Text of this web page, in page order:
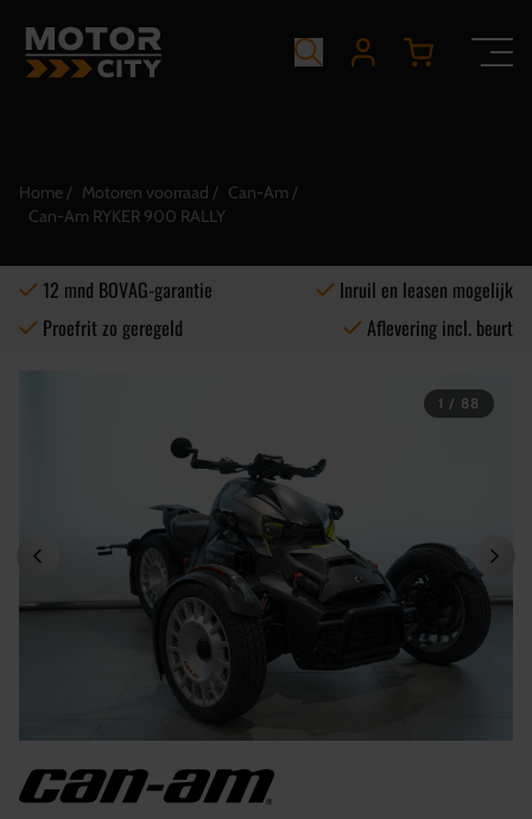
Home Motoren voorraad
Can-Am
Can-Am RYKER 900 RALLY
12 mnd BOVAG-garantie
Aflevering incl. beurt
Inruil en leasen mogelijk
Proefrit zo geregeld
1 / 88